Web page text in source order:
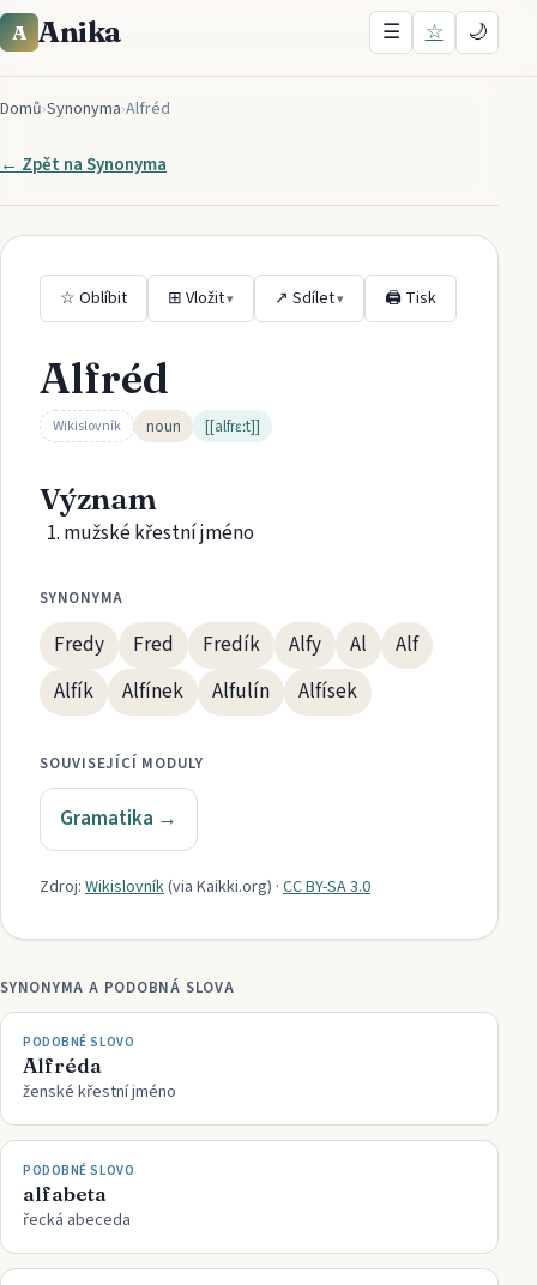
A Anika ☰ ☆ 🌙
Domů›Synonyma›Alfréd
← Zpět naSynonyma
☆ Oblíbit ⊞ Vložit▾ ↗ Sdílet▾ 🖨 Tisk
Alfréd
Wikislovník noun [[alfrɛːt]]
Význam
mužské křestní jméno
SYNONYMA
Fredy Fred Fredík Alfy Al
Alf
Alfík
Alfínek Alfulín Alfísek
SOUVISEJÍCÍ MODULY
Gramatika →
Zdroj: Wikislovník(via Kaikki.org) · CC BY-SA 3.0
SYNONYMA A PODOBNÁ SLOVA
PODOBNÉ SLOVO
Alfréda
ženské křestní jméno
PODOBNÉ SLOVO
alfabeta
řecká abeceda